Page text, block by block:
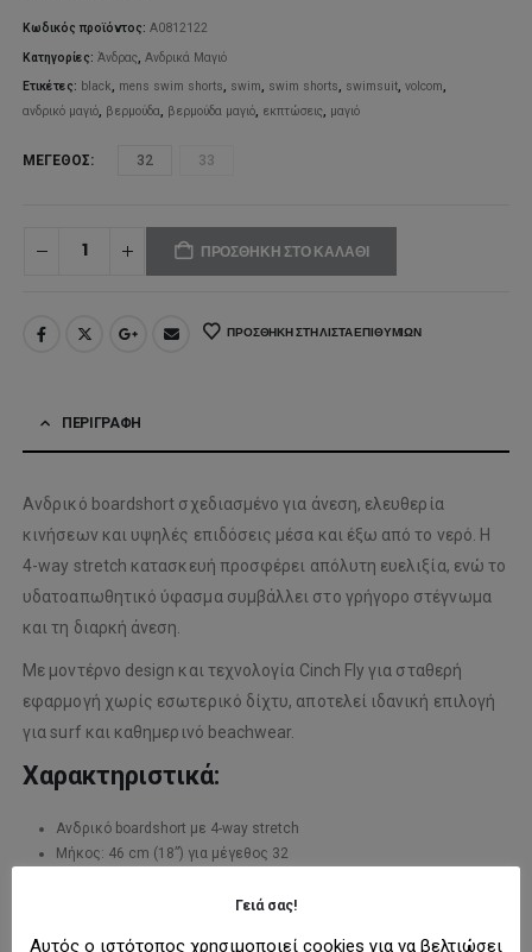
Κωδικός προϊόντος:A0812122
Κατηγορίες:Άνδρας,Ανδρικά Μαγιό
Ετικέτες: black, mens swim shorts, swim, swim shorts, swimsuit,volcom,
ανδρικό μαγιό, βερμούδα, βερμούδα μαγιό, εκπτώσεις, μαγιό
ΜΈΓΕΘΟΣ 32 33
ΠΡΟΣΘΉΚΗ ΣΤΟ ΚΑΛΆΘΙ
ΠΡΟΣΘΉΚΗ ΣΤΗ ΛΊΣΤΑ ΕΠΙΘΥΜΙΏΝ
ΠΕΡΙΓΡΑΦΉ
Ανδρικό boardshort σχεδιασμένο για άνεση, ελευθερία
κινήσεων και υψηλές επιδόσεις μέσα και έξω από το νερό. Η
4-way stretch κατασκευή προσφέρει απόλυτη ευελιξία, ενώ το
υδατοαπωθητικό ύφασμα συμβάλλει στο γρήγορο στέγνωμα
και τη διαρκή άνεση.
Με μοντέρνο design και τεχνολογία Cinch Fly για σταθερή
εφαρμογή χωρίς εσωτερικό δίχτυ, αποτελεί ιδανική επιλογή
για surf και καθημερινό beachwear.
Χαρακτηριστικά:
Ανδρικό boardshort με 4-way stretch
Μήκος: 46 cm (18”) για μέγεθος 32
Τεχνολογία Cinch Fly για άνετη και ασφαλή εφαρμογή
Γειά σας!
Αυτός ο ιστότοπος χρησιμοποιεί cookies για να βελτιώσει